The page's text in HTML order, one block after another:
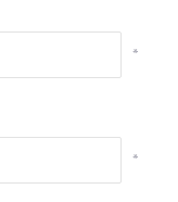
*
*